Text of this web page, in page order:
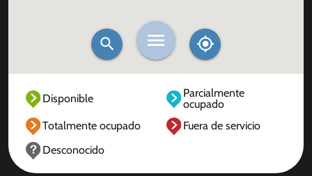
Disponible
Parcialmente
ocupado
Totalmente ocupado
Fuera de servicio
Desconocido